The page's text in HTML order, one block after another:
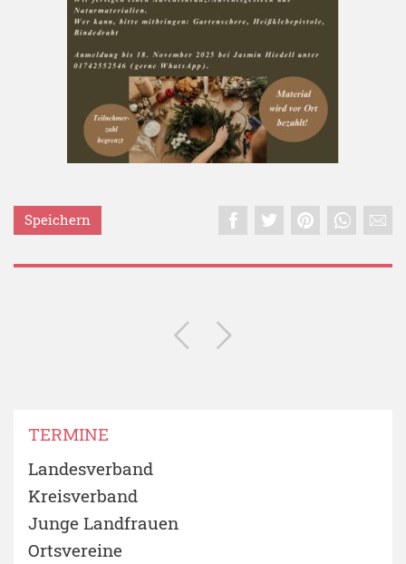
Speichern
TERMINE
Landesverband
Kreisverband
Junge Landfrauen
Ortsvereine